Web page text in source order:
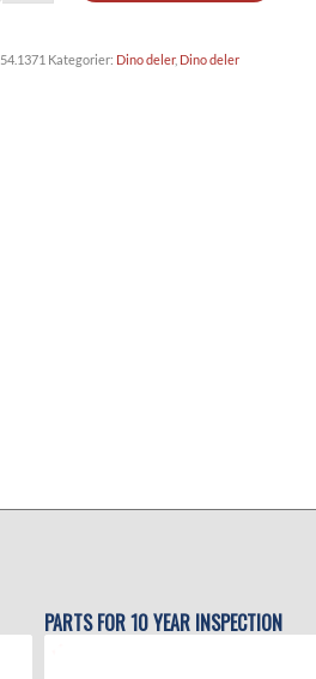
54.1371 Kategorier: Dino deler, Dino deler
PARTS FOR 10 YEAR INSPECTION